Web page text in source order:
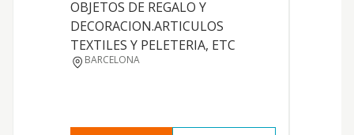
OBJETOS DE REGALO Y
DECORACION.ARTICULOS
TEXTILES Y PELETERIA, ETC
BARCELONA